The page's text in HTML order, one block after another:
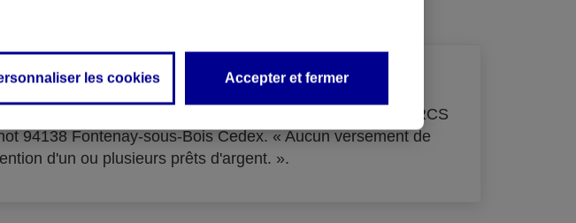
– SA au capital de 33 855 000 € - immatriculée au RCS
94138 Fontenay-sous-Bois Cedex. « Aucun versement de
d'un ou plusieurs prêts d'argent. ».
les cookies Accepter et fermer